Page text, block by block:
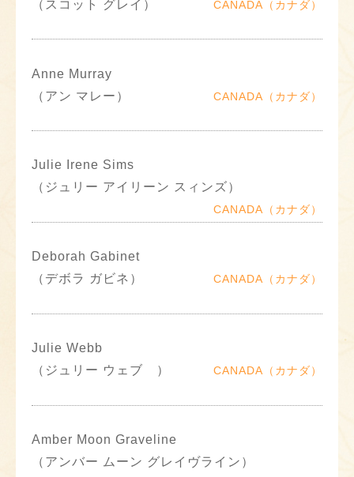
（スコット グレイ） CANADA（カナダ）
Anne Murray
（アン マレー）
CANADA（カナダ）
Julie Irene Sims
（ジュリー アイリーン スィンズ）
CANADA（カナダ）
Deborah Gabinet
（デボラ ガビネ）
CANADA（カナダ）
Julie Webb
（ジュリー ウェブ ）
CANADA（カナダ）
Amber Moon Graveline
（アンバー ムーン グレイヴライン）